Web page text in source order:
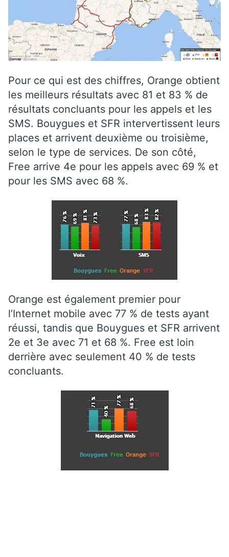
Pour ce qui est des chiffres, Orange obtient
les meilleurs résultats avec 81 et 83 % de
résultats concluants pour les appels et les
SMS. Bouygues et SFR intervertissent leurs
places et arrivent deuxième ou troisième,
selon le type de services. De son côté,
Free arrive 4e pour les appels avec 69 % et
pour les SMS avec 68 %.
Orange est également premier pour
l’Internet mobile avec 77 % de tests ayant
réussi, tandis que Bouygues et SFR arrivent
2e et 3e avec 71 et 68 %. Free est loin
derrière avec seulement 40 % de tests
concluants.